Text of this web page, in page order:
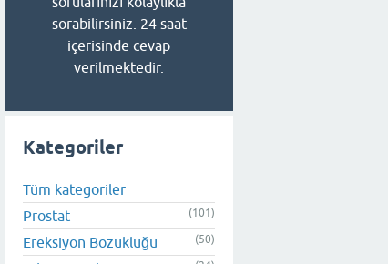
sorabilirsiniz. 24 saat
içerisinde cevap
verilmektedir.
Kategoriler
Tüm kategoriler
Prostat
(101)
Ereksiyon Bozukluğu (50)